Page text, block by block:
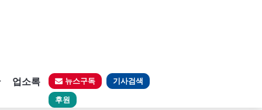
업소록 뉴스구독 기사검색
후원